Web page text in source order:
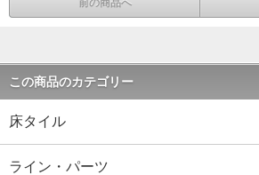
前の商品へ
この商品のカテゴリー
床タイル
ライン・パーツ